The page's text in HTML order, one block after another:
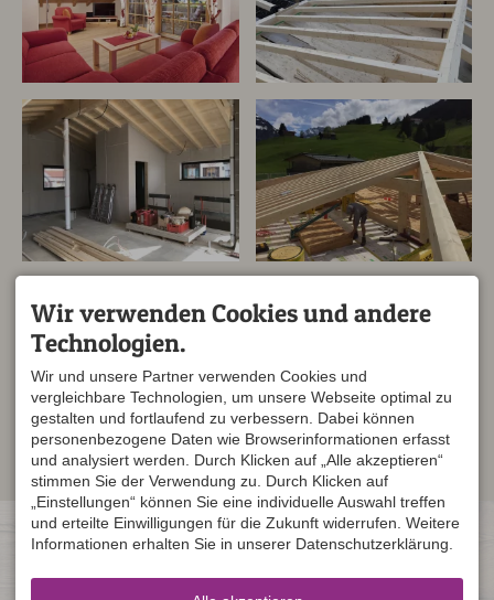
KONTAKT
Zimmerei Lipp GmbH & Co. KG
87561 Oberstdorf
ÖFFNUNGSZEITEN
Mo - Do 07:00 - 12:00 und
Freitag 07:00 - 12:00
Wir verwenden Cookies und andere
Technologien.
Wir und unsere Partner verwenden Cookies und
vergleichbare Technologien, um unsere Webseite optimal zu
gestalten und fortlaufend zu verbessern. Dabei können
personenbezogene Daten wie Browserinformationen erfasst
und analysiert werden. Durch Klicken auf „Alle akzeptieren“
stimmen Sie der Verwendung zu. Durch Klicken auf
„Einstellungen“ können Sie eine individuelle Auswahl treffen
und erteilte Einwilligungen für die Zukunft widerrufen. Weitere
Informationen erhalten Sie in unserer Datenschutzerklärung.